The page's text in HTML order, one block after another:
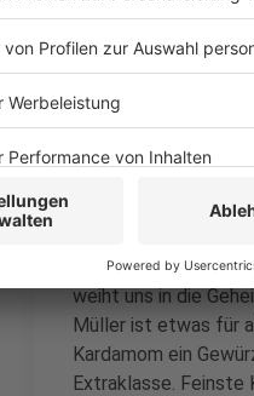
Das ist der
Anzeige
Bei euch läuft das
uns exklusiv in
Rezepten zum
weiht uns in die
Müller ist etwas für
Kardamom ein
Extraklasse. Feinste